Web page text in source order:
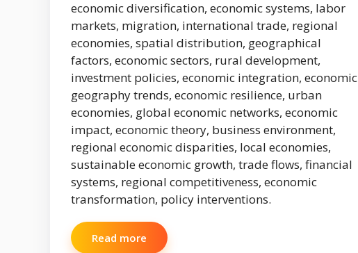
economic diversification, economic systems, labor
markets, migration, international trade, regional
economies, spatial distribution, geographical
factors, economic sectors, rural development,
investment policies, economic integration, economic
geography trends, economic resilience, urban
economies, global economic networks, economic
impact, economic theory, business environment,
regional economic disparities, local economies,
sustainable economic growth, trade flows, financial
systems, regional competitiveness, economic
transformation, policy interventions.
Read more